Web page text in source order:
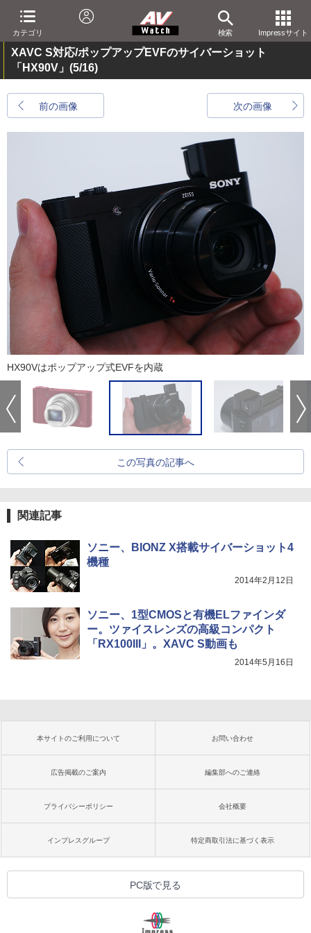
カテゴリ 検索 Impressサイト
XAVC S対応/ポップアップEVFのサイバーショット
「HX90V」 (5/16)
前の画像 次の画像
HX90Vはポップアップ式EVFを内蔵
この写真の記事へ
関連記事
ソニー、BIONZ X搭載サイバーショット4
機種
2014年2月12日
ソニー、1型CMOSと有機ELファインダ
ー。ツァイスレンズの高級コンパクト
「RX100III」。XAVC S動画も
2014年5月16日
本サイトのご利用について お問い合わせ
広告掲載のご案内 編集部へのご連絡
プライバシーポリシー 会社概要
インプレスグループ 特定商取引法に基づく表示
PC版で見る